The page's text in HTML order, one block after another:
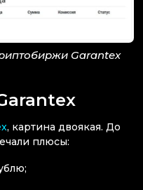
Garantex
, картина двоякая. До
плюсы: